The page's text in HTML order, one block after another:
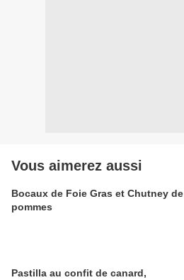
Vous aimerez aussi
Bocaux de Foie Gras et Chutney de
pommes
Pastilla au confit de canard,